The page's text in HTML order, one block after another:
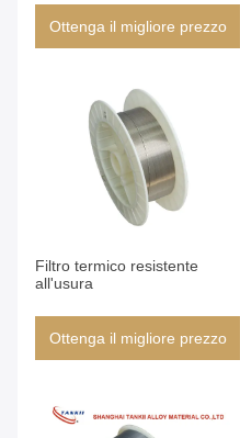
Ottenga il migliore prezzo
Filtro termico resistente
all'usura
Ottenga il migliore prezzo